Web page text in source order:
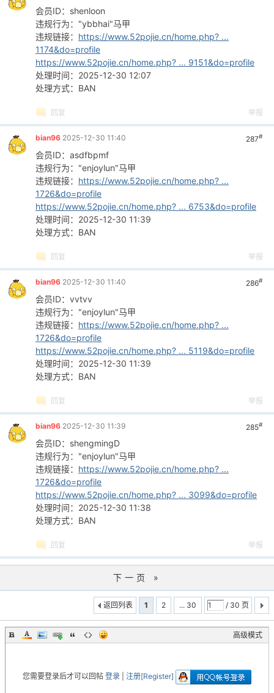
会员ID：shenloon
违规行为："ybbhai"马甲
违规链接： https://www.52pojie.cn/home.php? ...
1174&do=profile
https://www.52pojie.cn/home.php? ... 9151&do=profile
处理时间：2025-12-30 12:07
处理方式：BAN
回复 举报
287#
bian96 2025-12-30 11:40
会员ID：asdfbpmf
违规行为："enjoylun"马甲
违规链接： https://www.52pojie.cn/home.php? ...
1726&do=profile
https://www.52pojie.cn/home.php? ... 6753&do=profile
处理时间：2025-12-30 11:39
处理方式：BAN
回复 举报
286#
bian96 2025-12-30 11:40
会员ID：vvtvv
违规行为："enjoylun"马甲
违规链接： https://www.52pojie.cn/home.php? ...
1726&do=profile
https://www.52pojie.cn/home.php? ... 5119&do=profile
处理时间：2025-12-30 11:39
处理方式：BAN
回复 举报
285#
bian96 2025-12-30 11:39
会员ID：shengmingD
违规行为："enjoylun"马甲
违规链接： https://www.52pojie.cn/home.php? ...
1726&do=profile
https://www.52pojie.cn/home.php? ... 3099&do=profile
处理时间：2025-12-30 11:38
处理方式：BAN
回复 举报
下一页 »
1 2 ... 30 / 30 页
返回列表
高级模式
您需要登录后才可以回帖 登录 注册[Register]